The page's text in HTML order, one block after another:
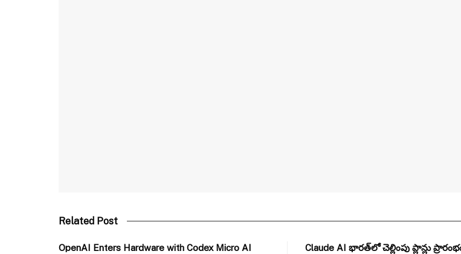
Related Post
OpenAI Enters Hardware with Codex Micro AI
Claude AI భారత్‌లో చెల్లింపు ప్లాన్లు